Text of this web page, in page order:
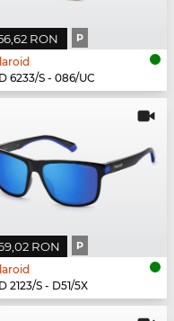
RON P
6233/S - 086/UC
RON P
2123/S - D51/5X